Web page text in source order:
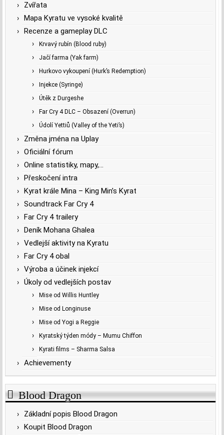
Zvířata
Mapa Kyratu ve vysoké kvalitě
Recenze a gameplay DLC
Krvavý rubín (Blood ruby)
Jačí farma (Yak farm)
Hurkovo vykoupení (Hurk’s Redemption)
Injekce (Syringe)
Útěk z Durgeshe
Far Cry 4 DLC – Obsazení (Overrun)
Údolí Yettiů (Valley of the Yeti’s)
Změna jména na Uplay
Oficiální fórum
Online statistiky, mapy,…
Přeskočení intra
Kyrat krále Mina – King Min’s Kyrat
Soundtrack Far Cry 4
Far Cry 4 trailery
Deník Mohana Ghalea
Vedlejší aktivity na Kyratu
Far Cry 4 obal
Výroba a účinek injekcí
Úkoly od vedlejších postav
Mise od Willis Huntley
Mise od Longinuse
Mise od Yogi a Reggie
Kyratský týden módy – Mumu Chiffon
Kyrati films – Sharma Salsa
Achievementy
Blood Dragon
Základní popis Blood Dragon
Koupit Blood Dragon